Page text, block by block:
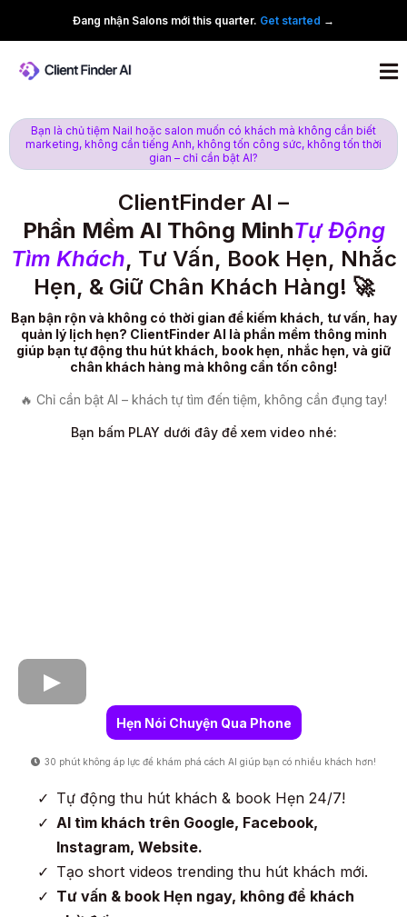
Đang nhận Salons mới this quarter. Get started →
Bạn là chủ tiệm Nail hoặc salon muốn có khách mà không cần biết
marketing, không cần tiếng Anh, không tốn công sức, không tốn thời
gian – chỉ cần bật AI?
ClientFinder AI –
Phần Mềm AI Thông MinhTự Động
Tìm Khách, Tư Vấn, Book Hẹn, Nhắc
Hẹn, & Giữ Chân Khách Hàng! 🚀
Bạn bận rộn và không có thời gian để kiếm khách, tư vấn, hay
quản lý lịch hẹn? ClientFinder AI là phần mềm thông minh
giúp bạn tự động thu hút khách, book hẹn, nhắc hẹn, và giữ
chân khách hàng mà không cần tốn công!
🔥 Chỉ cần bật AI – khách tự tìm đến tiệm, không cần đụng tay!
Bạn bấm PLAY dưới đây để xem video nhé:
Hẹn Nói Chuyện Qua Phone
30 phút không áp lực để khám phá cách AI giúp bạn có nhiều khách hơn!
Tự động thu hút khách & book Hẹn 24/7!
AI tìm khách trên Google, Facebook,
Instagram, Website.
Tạo short videos trending thu hút khách mới.
Tư vấn & book Hẹn ngay, không để khách